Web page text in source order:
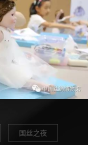
国丝之夜